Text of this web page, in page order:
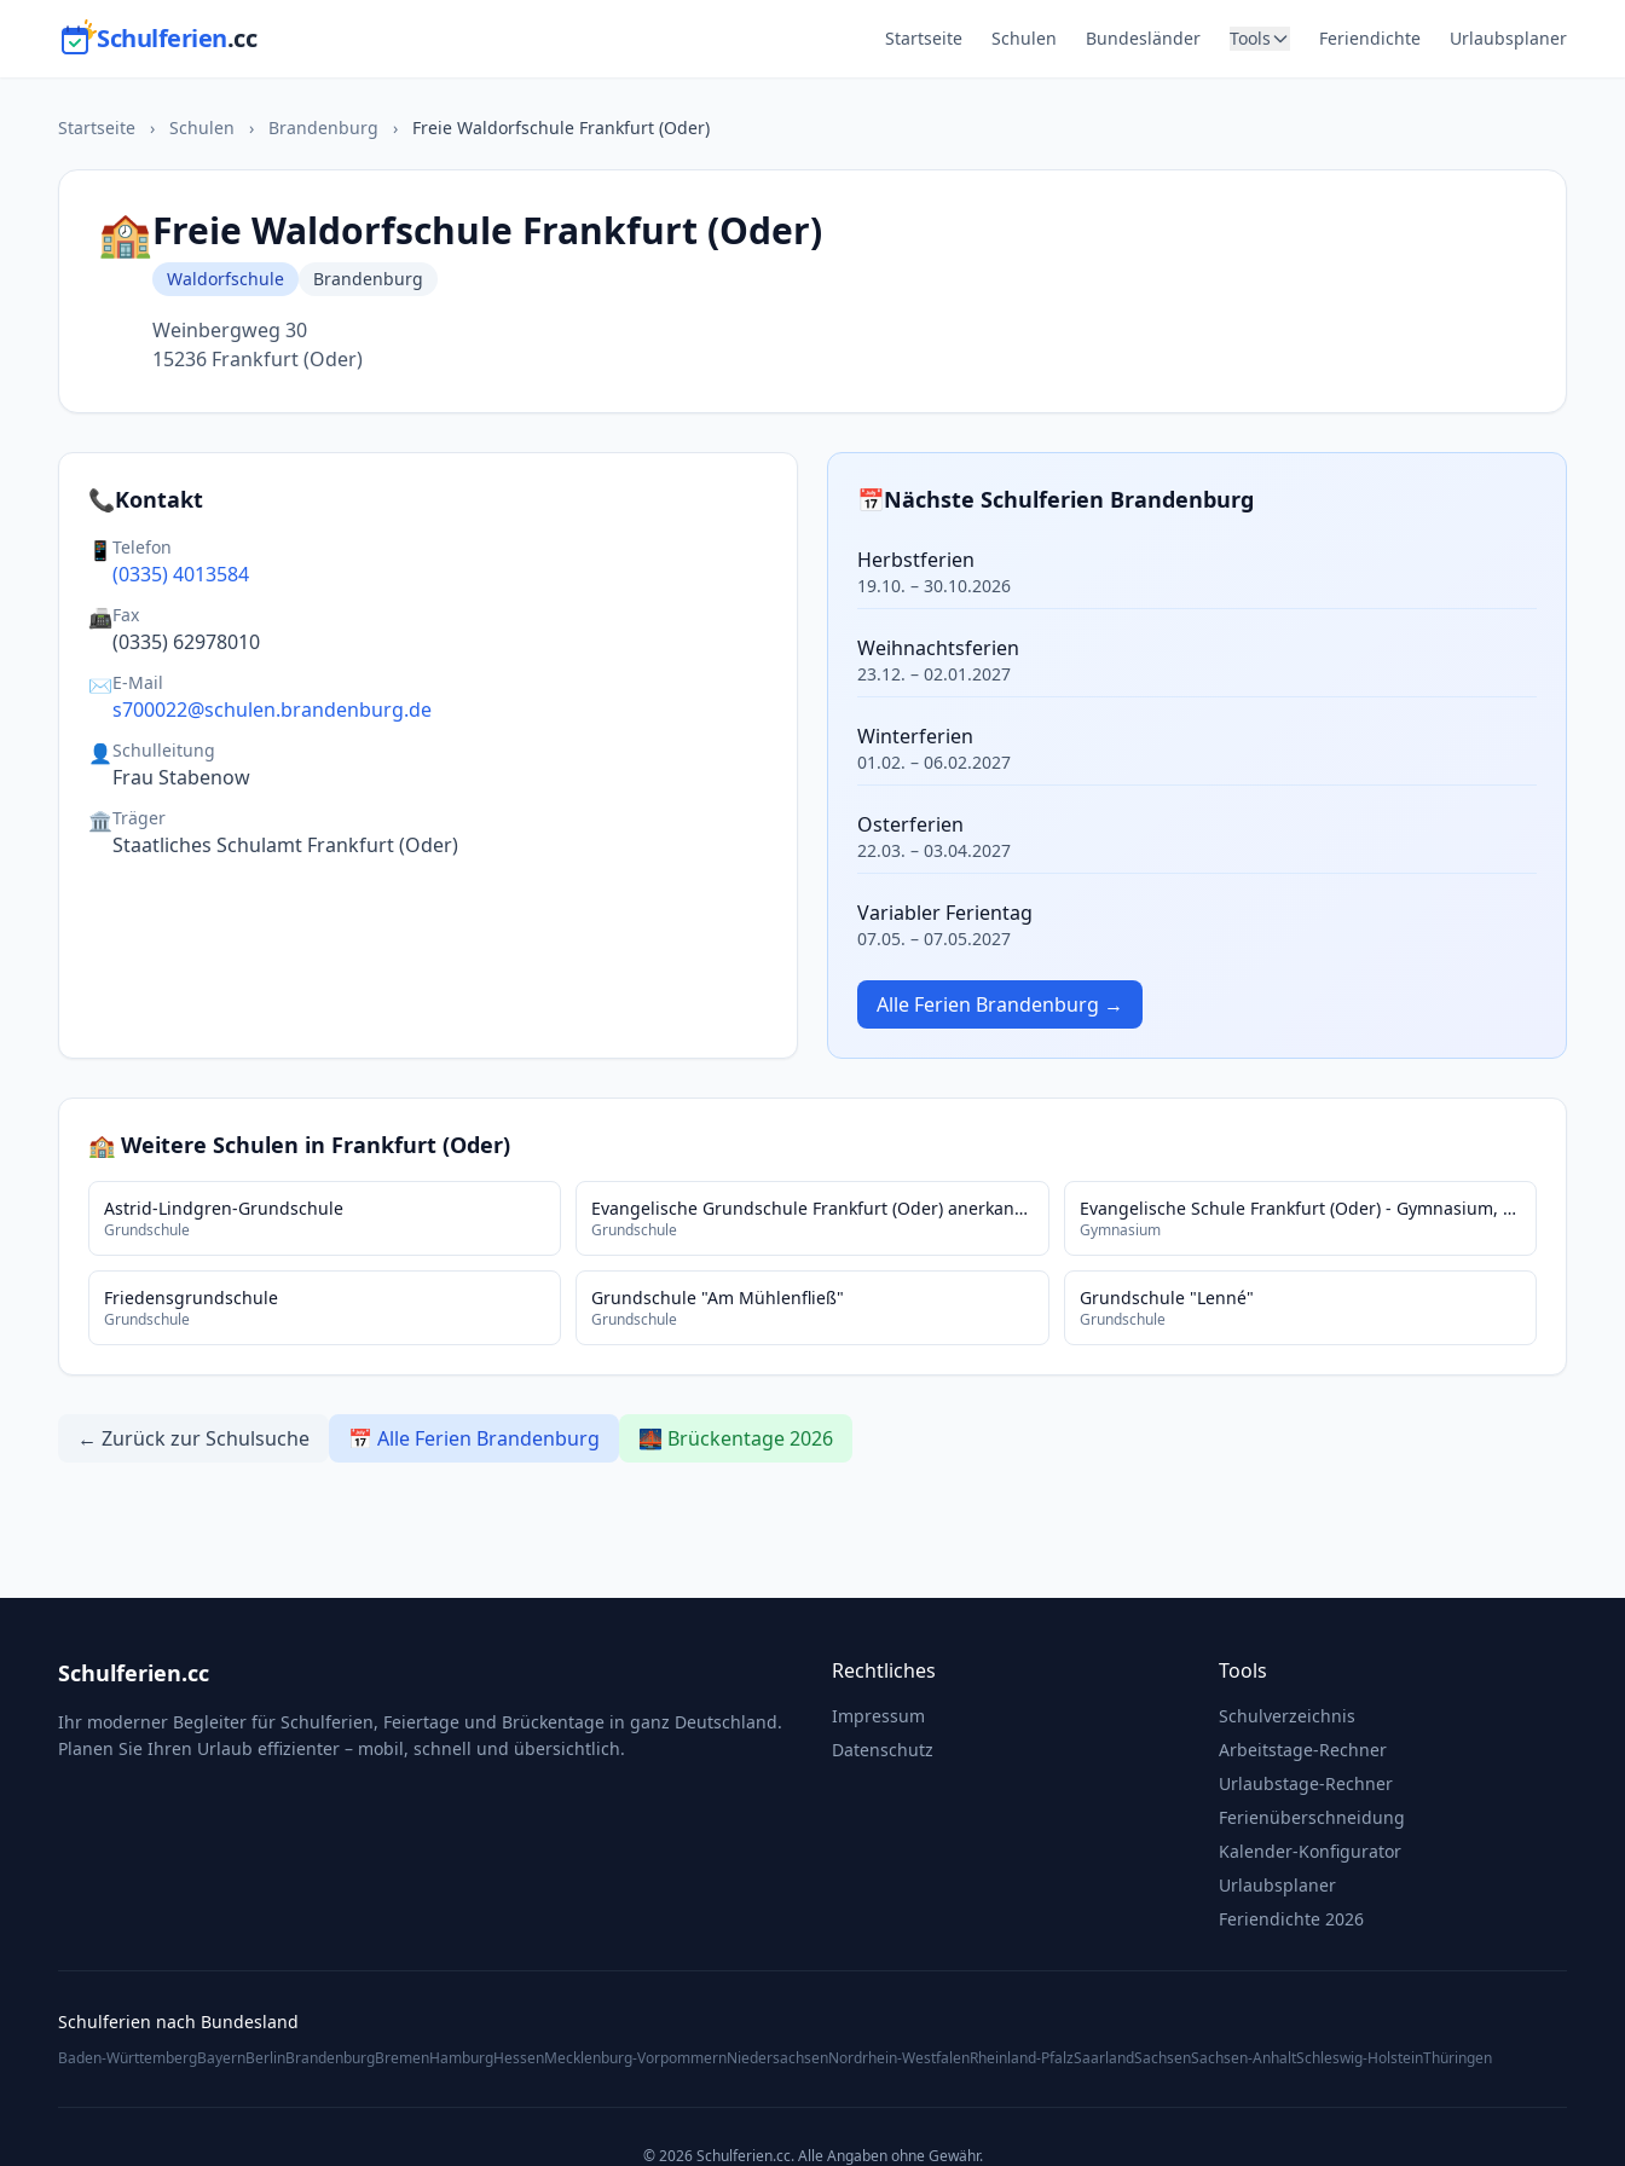
Schulferien.cc Startseite Schulen Bundesländer Tools Feriendichte Urlaubsplaner
Startseite › Schulen › Brandenburg › Freie Waldorfschule Frankfurt (Oder)
🏫Freie Waldorfschule Frankfurt (Oder)
Waldorfschule Brandenburg
Weinbergweg 30
15236 Frankfurt (Oder)
📞Kontakt
📱 Telefon
(0335) 4013584
📠Fax
(0335) 62978010
✉️E-Mail
s700022@schulen.brandenburg.de
👤 Schulleitung
Frau Stabenow
🏛️Träger
Staatliches Schulamt Frankfurt (Oder)
📅Nächste Schulferien Brandenburg
Herbstferien
19.10. – 30.10.2026
Weihnachtsferien
23.12. – 02.01.2027
Winterferien
01.02. – 06.02.2027
Osterferien
22.03. – 03.04.2027
Variabler Ferientag
07.05. – 07.05.2027
Alle Ferien Brandenburg →
🏫 Weitere Schulen in Frankfurt (Oder)
Astrid-Lindgren-Grundschule
Grundschule
Evangelische Grundschule Frankfurt (Oder) anerkannte Ersatzschule
Grundschule
Evangelische Schule Frankfurt (Oder) - Gymnasium, genehmigte Ersatzschule
Gymnasium
Friedensgrundschule
Grundschule
Grundschule "Am Mühlenfließ"
Grundschule
Grundschule "Lenné"
Grundschule
← Zurück zur Schulsuche 📅 Alle Ferien Brandenburg 🌉 Brückentage 2026
Schulferien.cc
Ihr moderner Begleiter für Schulferien, Feiertage und Brückentage in ganz Deutschland.
Planen Sie Ihren Urlaub effizienter – mobil, schnell und übersichtlich.
Rechtliches
Impressum
Datenschutz
Tools
Schulverzeichnis
Arbeitstage-Rechner
Urlaubstage-Rechner
Ferienüberschneidung
Kalender-Konfigurator
Urlaubsplaner
Feriendichte 2026
Schulferien nach Bundesland
Baden-WürttembergBayernBerlinBrandenburgBremenHamburgHessenMecklenburg-VorpommernNiedersachsenNordrhein-WestfalenRheinland-PfalzSaarlandSachsenSachsen-AnhaltSchleswig-HolsteinThüringen
© 2026 Schulferien.cc. Alle Angaben ohne Gewähr.